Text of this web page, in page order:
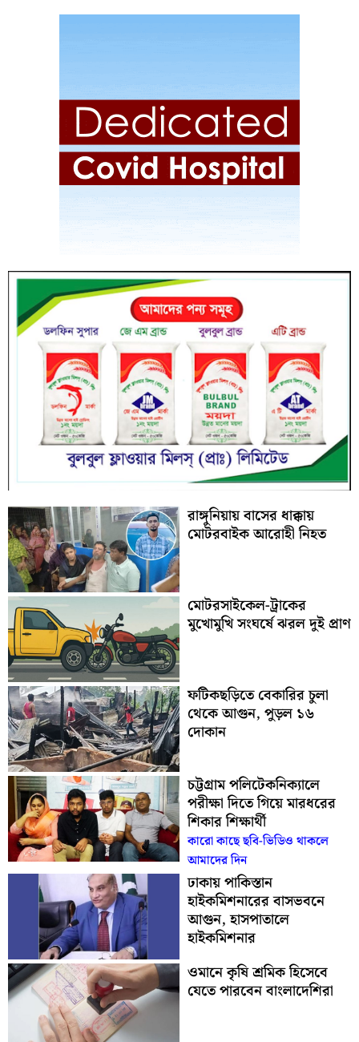
রাঙ্গুনিয়ায় বাসের ধাক্কায়
মোটরবাইক আরোহী নিহত
মোটরসাইকেল-ট্রাকের
মুখোমুখি সংঘর্ষে ঝরল দুই প্রাণ
ফটিকছড়িতে বেকারির চুলা
থেকে আগুন, পুড়ল ১৬
দোকান
চট্টগ্রাম পলিটেকনিক্যালে
পরীক্ষা দিতে গিয়ে মারধরের
শিকার শিক্ষার্থী
কারো কাছে ছবি-ভিডিও থাকলে
আমাদের দিন
ঢাকায় পাকিস্তান
হাইকমিশনারের বাসভবনে
আগুন, হাসপাতালে
হাইকমিশনার
ওমানে কৃষি শ্রমিক হিসেবে
যেতে পারবেন বাংলাদেশিরা